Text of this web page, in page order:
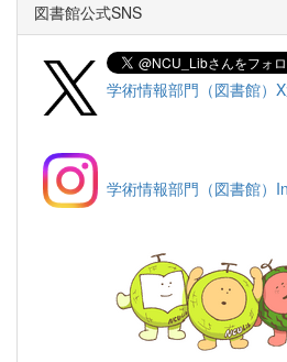
図書館公式SNS
学術情報部門（図書館）
学術情報部門（図書館）